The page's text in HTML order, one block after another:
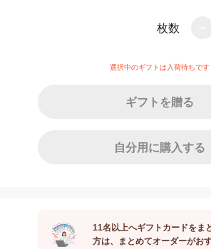
枚数
選択中のギフトは入荷待ちです
ギフトを贈る
自分用に購入する
11名以上へギフトカードをま
方は、まとめてオーダーがお